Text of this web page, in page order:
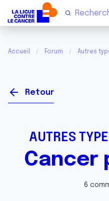
Accueil Forum Autres
Retour
AUTRES
Cancer
6